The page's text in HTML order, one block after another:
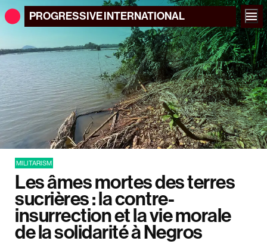
PROGRESSIVEINTERNATIONAL
MILITARISM
Les âmes mortes des terres
sucrières : la contre-
insurrection et la vie morale
de la solidarité à Negros